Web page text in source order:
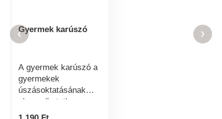
Gyermek karúszó
A gyermek karúszó a
gyermekek
úszásoktatásának
elengedhetetlen
kelléke. 2